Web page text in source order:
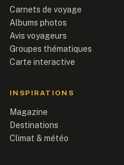
Carnets de voyage
Albums photos
Avis voyageurs
Groupes thématiques
Carte interactive
INSPIRATIONS
Magazine
Destinations
Climat & météo